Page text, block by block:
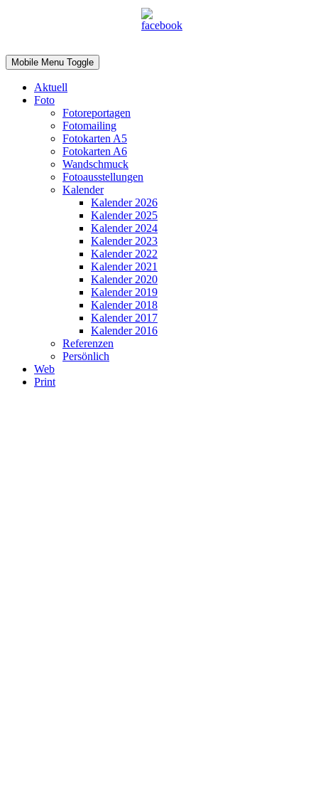
Mobile Menu Toggle
Aktuell
Foto
Fotoreportagen
Fotomailing
Fotokarten A5
Fotokarten A6
Wandschmuck
Fotoausstellungen
Kalender
Kalender 2026
Kalender 2025
Kalender 2024
Kalender 2023
Kalender 2022
Kalender 2021
Kalender 2020
Kalender 2019
Kalender 2018
Kalender 2017
Kalender 2016
Referenzen
Persönlich
Web
Print